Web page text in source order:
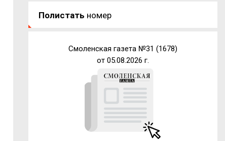
Полистать номер
Смоленская газета №31 (1678)
от 05.08.2026 г.